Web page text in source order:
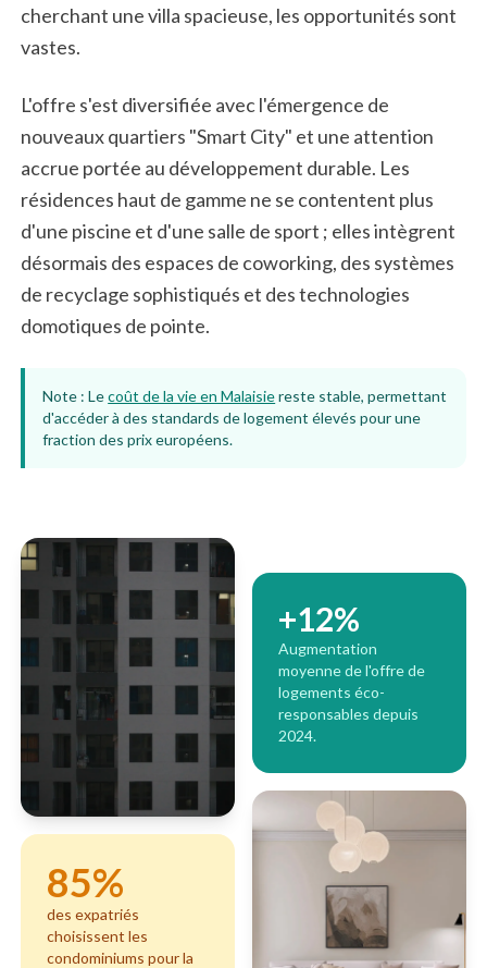
cherchant une villa spacieuse, les opportunités sont
vastes.
L'offre s'est diversifiée avec l'émergence de
nouveaux quartiers "Smart City" et une attention
accrue portée au développement durable. Les
résidences haut de gamme ne se contentent plus
d'une piscine et d'une salle de sport ; elles intègrent
désormais des espaces de coworking, des systèmes
de recyclage sophistiqués et des technologies
domotiques de pointe.
Note : Lecoût de la vie en Malaisiereste stable, permettant
d'accéder à des standards de logement élevés pour une
fraction des prix européens.
85%
des expatriés
choisissent les
condominiums pour la
+12%
Augmentation
moyenne de l'offre de
logements éco-
responsables depuis
2024.